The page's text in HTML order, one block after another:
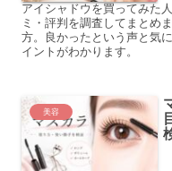
アイシャドウを買ってみた
ミ・評判を調査してまとめ
方。良かったという声と気
イントがわかります。
美容